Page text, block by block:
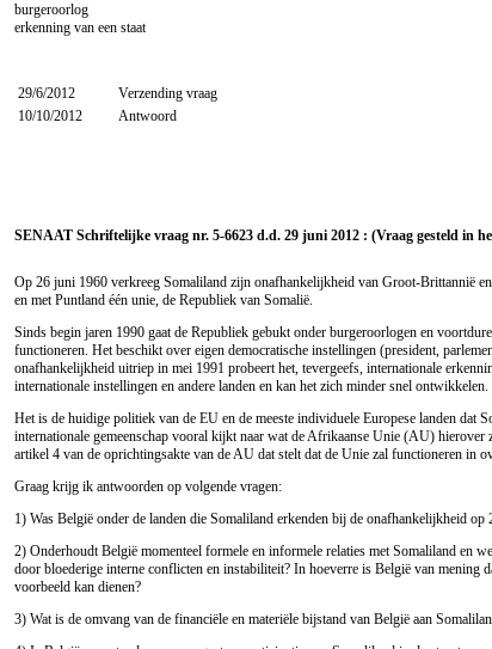
burgeroorlog
erkenning van een staat
29/6/2012
Verzending vraag
10/10/2012
Antwoord
SENAAT Schriftelijke vraag nr. 5-6623 d.d. 29 juni 2012 : (Vraag gesteld in
Op 26 juni 1960 verkreeg Somaliland zijn onafhankelijkheid van Groot-Brittannië
en met Puntland één unie, de Republiek van Somalië.
Sinds begin jaren 1990 gaat de Republiek gebukt onder burgeroorlogen en
functioneren. Het beschikt over eigen democratische instellingen (president,
onafhankelijkheid uitriep in mei 1991 probeert het, tevergeefs, internationale
internationale instellingen en andere landen en kan het zich minder snel ontwikkelen.
Het is de huidige politiek van de EU en de meeste individuele Europese landen dat
internationale gemeenschap vooral kijkt naar wat de Afrikaanse Unie (AU) hierover
artikel 4 van de oprichtingsakte van de AU dat stelt dat de Unie zal functioneren in
Graag krijg ik antwoorden op volgende vragen:
1) Was België onder de landen die Somaliland erkenden bij de onafhankelijkheid
2) Onderhoudt België momenteel formele en informele relaties met Somaliland en
door bloederige interne conflicten en instabiliteit? In hoeverre is België van
voorbeeld kan dienen?
3) Wat is de omvang van de financiële en materiële bijstand van België aan